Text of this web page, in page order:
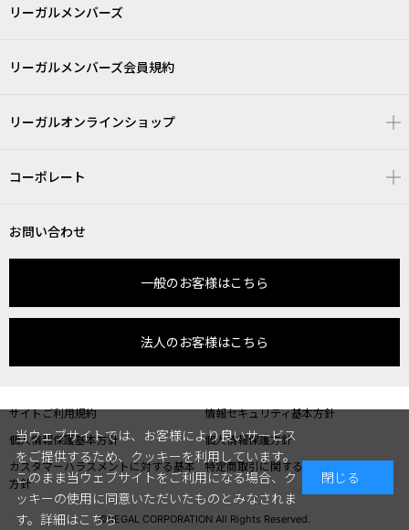
リーガルメンバーズ
リーガルメンバーズ会員規約
リーガルオンラインショップ
コーポレート
お問い合わせ
一般のお客様はこちら
法人のお客様はこちら
サイトご利用規約
情報セキュリティ基本方針
個人情報保護基本方針
個人情報保護方針
カスタマーハラスメントに対する基本
方針
特定商取引に関する表記
©REGAL CORPORATION All Rights Reserved.
当ウェブサイトでは、お客様により良いサービス
をご提供するため、クッキーを利用しています。
このまま当ウェブサイトをご利用になる場合、ク
ッキーの使用に同意いただいたものとみなされま
す。 詳細はこちら
閉じる